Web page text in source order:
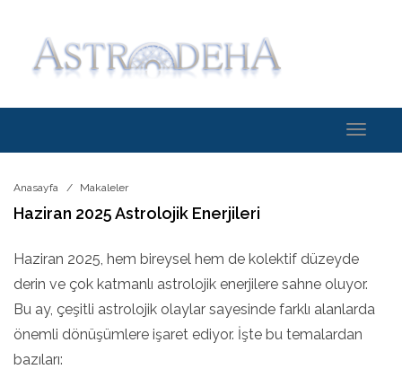
Toggle
Anasayfa Makaleler
Haziran 2025 Astrolojik Enerjileri
Haziran 2025, hem bireysel hem de kolektif düzeyde
derin ve çok katmanlı astrolojik enerjilere sahne oluyor.
Bu ay, çeşitli astrolojik olaylar sayesinde farklı alanlarda
önemli dönüşümlere işaret ediyor. İşte bu temalardan
bazıları: